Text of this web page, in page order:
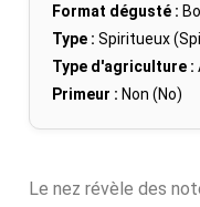
Format dégusté :
Type : Spiritueux
Type d'agriculture :
Primeur : Non (No)
Le nez révèle des